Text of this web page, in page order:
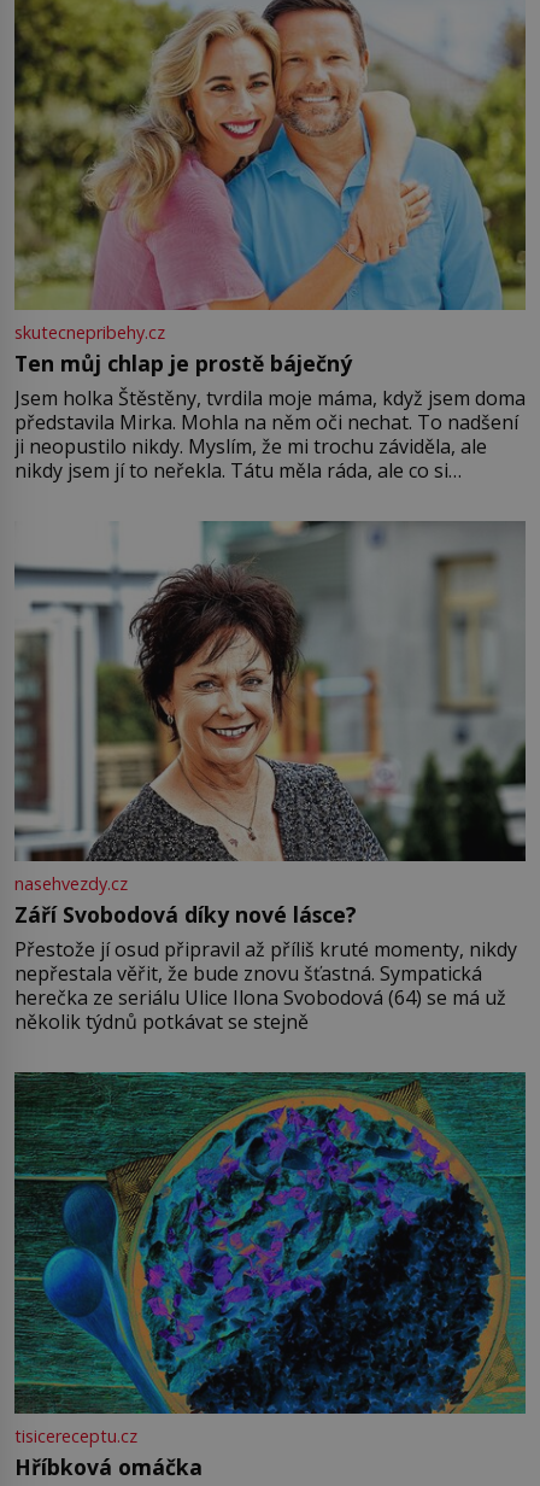
skutecnepribehy.cz
Ten můj chlap je prostě báječný
Jsem holka Štěstěny, tvrdila moje máma, když jsem doma
představila Mirka. Mohla na něm oči nechat. To nadšení
ji neopustilo nikdy. Myslím, že mi trochu záviděla, ale
nikdy jsem jí to neřekla. Tátu měla ráda, ale co si
Jsme spolu moc rádi Tehdy byla jiná doba, když
nasehvezdy.cz
Září Svobodová díky nové lásce?
Přestože jí osud připravil až příliš kruté momenty, nikdy
nepřestala věřit, že bude znovu šťastná. Sympatická
herečka ze seriálu Ulice Ilona Svobodová (64) se má už
několik týdnů potkávat se stejně
tisicereceptu.cz
Hříbková omáčka